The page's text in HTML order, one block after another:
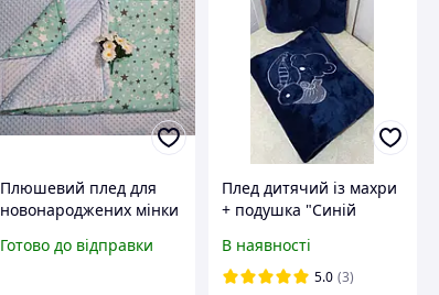
Плюшевий плед для
новонароджених мінки
Готово до відправки
Плед дитячий із махри
+ подушка "Синій
В наявності
5.0 (3)